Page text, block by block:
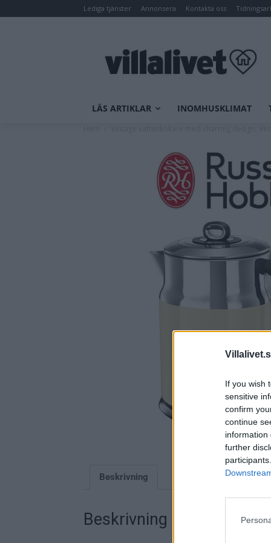
If you wish
sensitive
confirm
continue
information
further
Lediga tjänster Annonsera Kontakta oss
LÄS ARTIKLAR INOMHUSKLIMAT
Beskrivning
Beskrivning